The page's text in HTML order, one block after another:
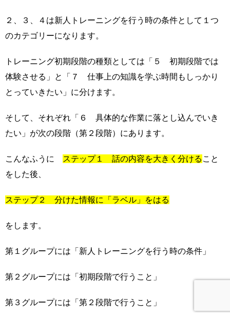
２、３、４は新人トレーニングを行う時の条件として１つ
のカテゴリーになります。
トレーニング初期段階の種類としては「５ 初期段階では
体験させる」と「７ 仕事上の知識を学ぶ時間もしっかり
とっていきたい」に分けます。
そして、それぞれ「６ 具体的な作業に落とし込んでいき
たい」が次の段階（第２段階）にあります。
こんなふうに ステップ１ 話の内容を大きく分ける こと
をした後、
ステップ２ 分けた情報に「ラベル」をはる
をします。
第１グループには「新人トレーニングを行う時の条件」
第２グループには「初期段階で行うこと」
第３グループには「第２段階で行うこと」